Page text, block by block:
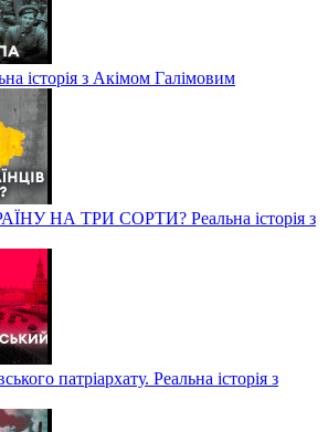
історія з Акімом Галімовим
НА ТРИ СОРТИ? Реальна історія з
патріархату. Реальна історія з